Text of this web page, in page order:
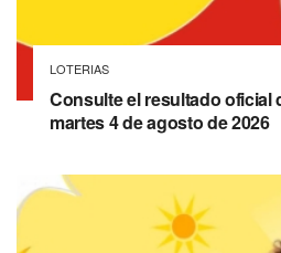
LOTERIAS
Consulte el resultado oficial
martes 4 de agosto de 2026